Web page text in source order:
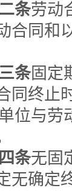
条劳动
合同和
条固定
同终止
位与劳
条无固
无确定